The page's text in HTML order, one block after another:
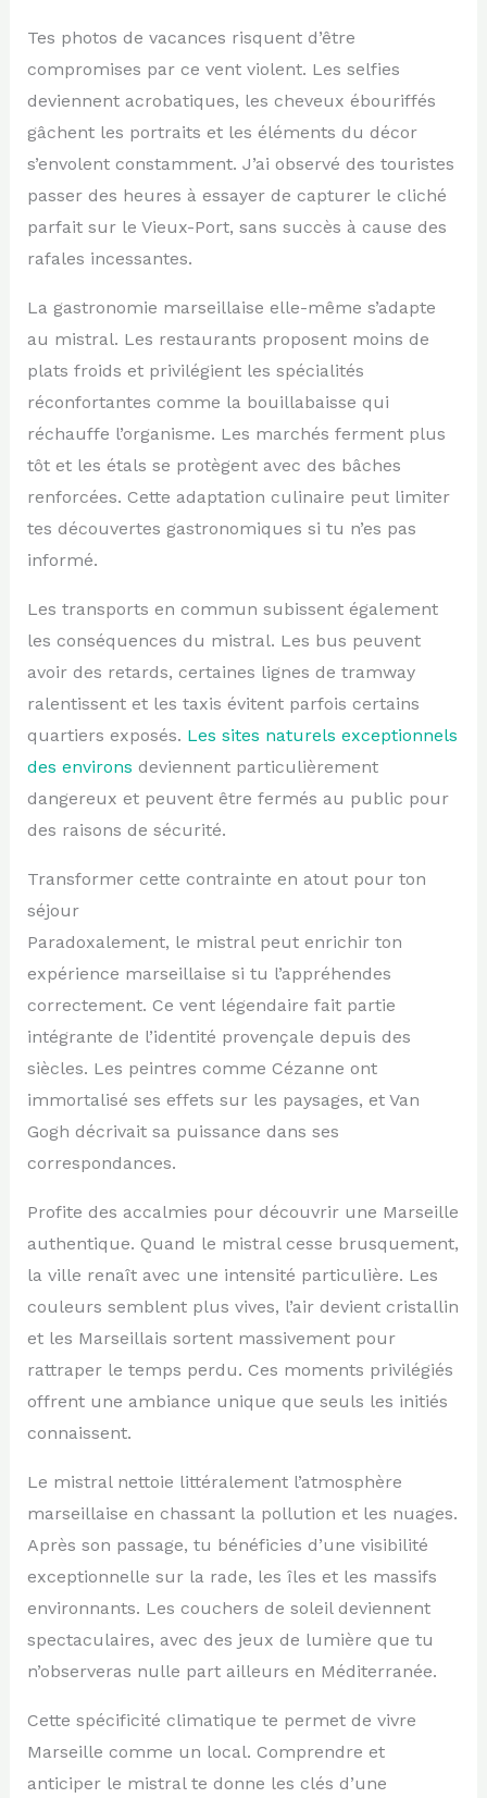
Tes photos de vacances risquent d’être
compromises par ce vent violent. Les selfies
deviennent acrobatiques, les cheveux ébouriffés
gâchent les portraits et les éléments du décor
s’envolent constamment. J’ai observé des touristes
passer des heures à essayer de capturer le cliché
parfait sur le Vieux-Port, sans succès à cause des
rafales incessantes.
La gastronomie marseillaise elle-même s’adapte
au mistral. Les restaurants proposent moins de
plats froids et privilégient les spécialités
réconfortantes comme la bouillabaisse qui
réchauffe l’organisme. Les marchés ferment plus
tôt et les étals se protègent avec des bâches
renforcées. Cette adaptation culinaire peut limiter
tes découvertes gastronomiques si tu n’es pas
informé.
Les transports en commun subissent également
les conséquences du mistral. Les bus peuvent
avoir des retards, certaines lignes de tramway
ralentissent et les taxis évitent parfois certains
quartiers exposés. Les sites naturels exceptionnels
des environs deviennent particulièrement
dangereux et peuvent être fermés au public pour
des raisons de sécurité.
Transformer cette contrainte en atout pour ton
séjour
Paradoxalement, le mistral peut enrichir ton
expérience marseillaise si tu l’appréhendes
correctement. Ce vent légendaire fait partie
intégrante de l’identité provençale depuis des
siècles. Les peintres comme Cézanne ont
immortalisé ses effets sur les paysages, et Van
Gogh décrivait sa puissance dans ses
correspondances.
Profite des accalmies pour découvrir une Marseille
authentique. Quand le mistral cesse brusquement,
la ville renaît avec une intensité particulière. Les
couleurs semblent plus vives, l’air devient cristallin
et les Marseillais sortent massivement pour
rattraper le temps perdu. Ces moments privilégiés
offrent une ambiance unique que seuls les initiés
connaissent.
Le mistral nettoie littéralement l’atmosphère
marseillaise en chassant la pollution et les nuages.
Après son passage, tu bénéficies d’une visibilité
exceptionnelle sur la rade, les îles et les massifs
environnants. Les couchers de soleil deviennent
spectaculaires, avec des jeux de lumière que tu
n’observeras nulle part ailleurs en Méditerranée.
Cette spécificité climatique te permet de vivre
Marseille comme un local. Comprendre et
anticiper le mistral te donne les clés d’une